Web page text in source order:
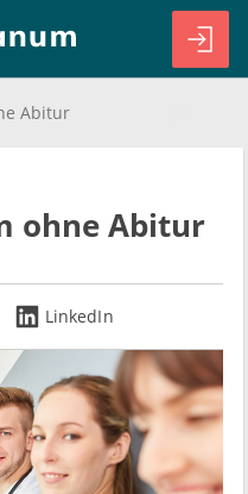
Abitur
ohne Abitur
LinkedIn